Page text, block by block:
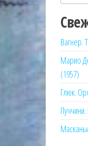
Вагнер.
Марио
(1957)
Глюк.